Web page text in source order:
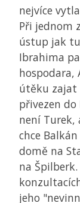
nejvíce
Při jednom
ústup jak
Ibrahima
hospodara,
útěku zajat
přivezen
není Turek,
chce
domě na
na
jeho